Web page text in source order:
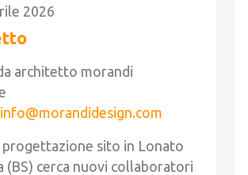
2026
architetto morandi
info@morandidesign.com
progettazione sito in Lonato
(BS) cerca nuovi collaboratori